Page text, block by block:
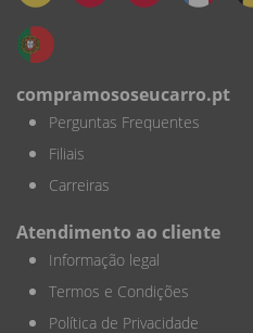
compramososeucarro.pt
Perguntas Frequentes
Filiais
Carreiras
Atendimento ao cliente
Informação legal
Termos e Condições
Política de Privacidade